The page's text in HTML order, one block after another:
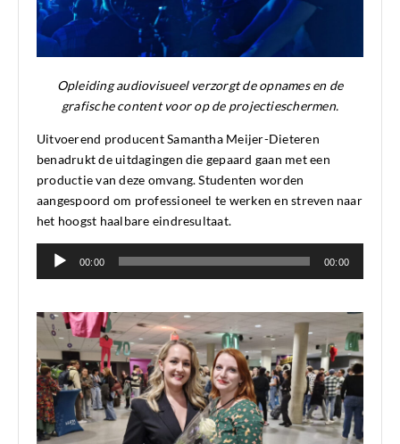
Opleiding audiovisueel verzorgt de opnames en de
grafische content voor op de projectieschermen.
Uitvoerend producent Samantha Meijer-Dieteren
benadrukt de uitdagingen die gepaard gaan met een
productie van deze omvang. Studenten worden
aangespoord om professioneel te werken en streven naar
het hoogst haalbare eindresultaat.
Audiospeler
00:00 00:00